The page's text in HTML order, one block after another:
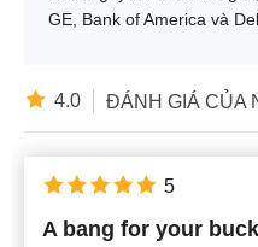
GE, Bank of America và
4.0 ĐÁNH GIÁ CỦA
A bang for your
5